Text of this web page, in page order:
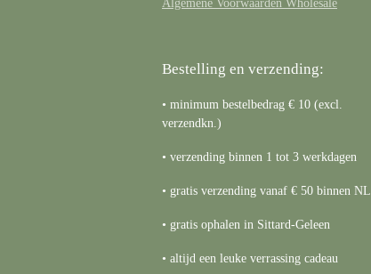
Algemene Voorwaarden Wholesale
Bestelling en verzending:
• minimum bestelbedrag € 10 (excl.
verzendkn.)
• verzending binnen 1 tot 3 werkdagen
• gratis verzending vanaf € 50 binnen NL
• gratis ophalen in Sittard-Geleen
• altijd een leuke verrassing cadeau